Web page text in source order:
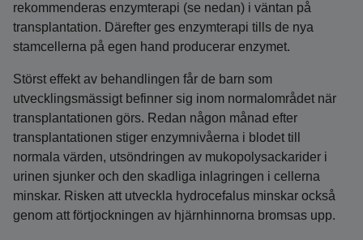
rekommenderas enzymterapi (se nedan) i väntan på
transplantation. Därefter ges enzymterapi tills de nya
stamcellerna på egen hand producerar enzymet.
Störst effekt av behandlingen får de barn som
utvecklingsmässigt befinner sig inom normalområdet när
transplantationen görs. Redan någon månad efter
transplantationen stiger enzymnivåerna i blodet till
normala värden, utsöndringen av mukopolysackarider i
urinen sjunker och den skadliga inlagringen i cellerna
minskar. Risken att utveckla hydrocefalus minskar också
genom att förtjockningen av hjärnhinnorna bromsas upp.